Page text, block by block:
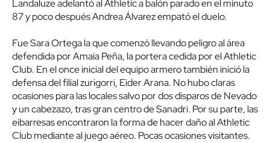
Landaluze adelantó al Athletic a balón parado en el minuto
87 y poco después Andrea Álvarez empató el duelo.
Fue Sara Ortega la que comenzó llevando peligro al área
defendida por Amaia Peña, la portera cedida por el Athletic
Club. En el once inicial del equipo armero también inició la
defensa del filial zurigorri, Eider Arana. No hubo claras
ocasiones para las locales salvo por dos disparos de Nevado
y un cabezazo, tras gran centro de Sanadri. Por su parte, las
eibarresas encontraron la forma de hacer daño al Athletic
Club mediante al juego aéreo. Pocas ocasiones visitantes.